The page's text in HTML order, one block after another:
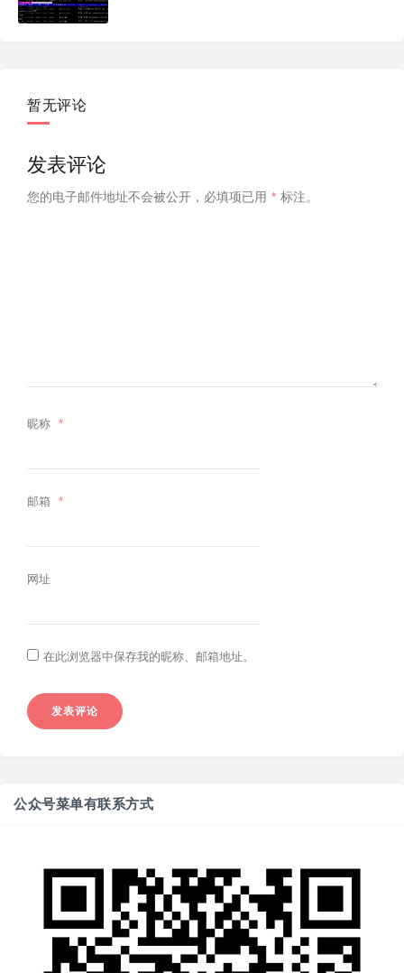
暂无评论
发表评论
您的电子邮件地址不会被公开， 必填项已用 * 标注。
昵称 *
邮箱 *
网址
在此浏览器中保存我的昵称、邮箱地址。
公众号菜单有联系方式